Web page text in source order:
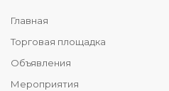
Главная
Торговая площадка
Объявления
Мероприятия